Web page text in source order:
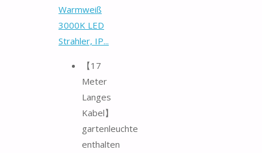
Warmweiß
3000K LED
Strahler, IP...
【17
Meter
Langes
Kabel】
gartenleuchte
enthalten